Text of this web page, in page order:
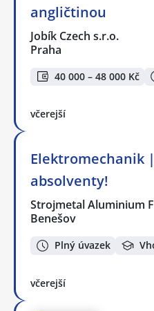
angličtinou
Jobík Czech s.r.o.
Praha
40 000 – 48 000 Kč
včerejší
Elektromechanik
absolventy!
Strojmetal Aluminium
Benešov
Plný úvazek
včerejší